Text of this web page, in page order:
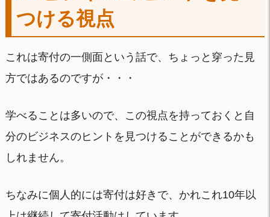
つける視点
これは寄付の一側面という話で、ちょっと穿った見
方ではあるのですが・・・
学べることは多いので、この視点を持っておくと自
分のビジネスのヒントを見つけることができるかも
しれません。
ちなみに個人的には寄付は好きで、かれこれ10年以